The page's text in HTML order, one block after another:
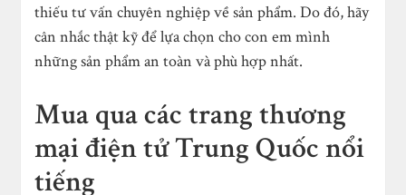
thiếu tư vấn chuyên nghiệp về sản phẩm. Do đó, hãy
cân nhắc thật kỹ để lựa chọn cho con em mình
những sản phẩm an toàn và phù hợp nhất.
Mua qua các trang thương
mại điện tử Trung Quốc nổi
tiếng